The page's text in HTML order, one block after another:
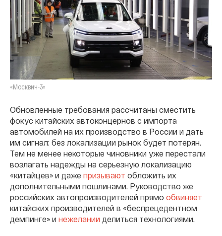
«Москвич-3»
Обновленные требования рассчитаны сместить
фокус китайских автоконцернов с импорта
автомобилей на их производство в России и дать
им сигнал: без локализации рынок будет потерян.
Тем не менее некоторые чиновники уже перестали
возлагать надежды на серьезную локализацию
«китайцев» и даже призывают обложить их
дополнительными пошлинами. Руководство же
российских автопроизводителей прямо обвиняет
китайских производителей в «беспрецедентном
демпинге» и нежелании делиться технологиями.